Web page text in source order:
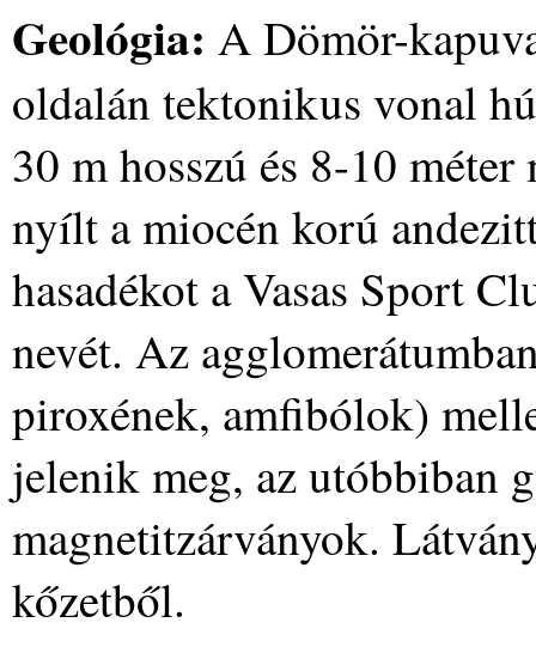
Geológia: A Dömör-
oldalán tektonikus vonal
30 m hosszú és 8-10
nyílt a miocén korú
hasadékot a Vasas Sport
nevét. Az
piroxének, amfibólok)
jelenik meg, az utóbbiban
magnetitzárványok.
kőzetből.